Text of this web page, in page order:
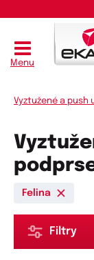
Menu
Vyztužené a push
Felina
Filtry